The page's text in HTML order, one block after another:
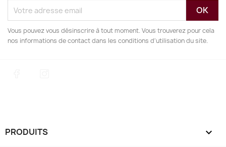
Vous pouvez vous désinscrire à tout moment. Vous trouverez pour cela
nos informations de contact dans les conditions d'utilisation du site.
PRODUITS 